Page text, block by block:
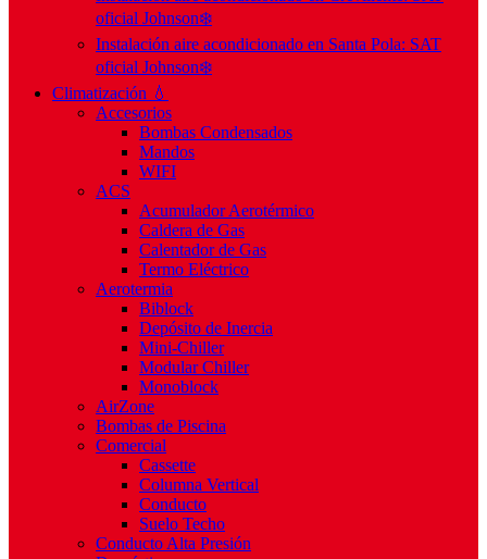
oficial Johnson❄️
Instalación aire acondicionado en Santa Pola: SAT
oficial Johnson❄️
Climatización 💧
Accesorios
Bombas Condensados
Mandos
WIFI
ACS
Acumulador Aerotérmico
Caldera de Gas
Calentador de Gas
Termo Eléctrico
Aerotermia
Biblock
Depósito de Inercia
Mini-Chiller
Modular Chiller
Monoblock
AirZone
Bombas de Piscina
Comercial
Cassette
Columna Vertical
Conducto
Suelo Techo
Conducto Alta Presión